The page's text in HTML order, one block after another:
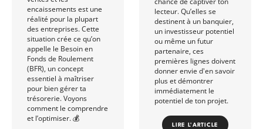
encaissements est une
réalité pour la plupart
des entreprises. Cette
situation crée ce qu’on
appelle le Besoin en
Fonds de Roulement
(BFR), un concept
essentiel à maîtriser
pour bien gérer ta
trésorerie. Voyons
comment le comprendre
et l’optimiser. 💰
lecteur. Qu’elles se
destinent à un banquier,
un investisseur potentiel
ou même un futur
partenaire, ces
premières lignes doivent
donner envie d'en savoir
plus et démontrer
immédiatement le
potentiel de ton projet.
LIRE L'ARTICLE